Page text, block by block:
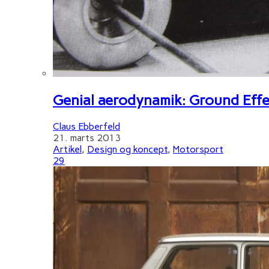
Genial aerodynamik: Ground
Claus Ebberfeld
21. marts 2013
Artikel, Design og koncept, Motorsport
29